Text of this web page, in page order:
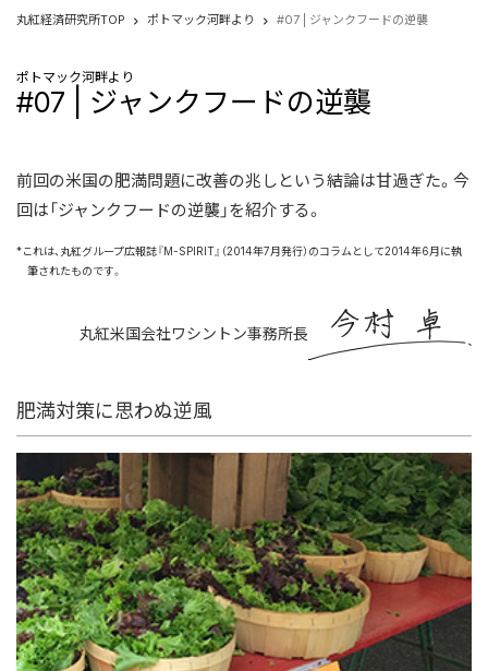
丸紅経済研究所TOP ポトマック河畔より #07 | ジャンクフードの逆襲
ポトマック河畔より
#07 | ジャンクフードの逆襲
前回の米国の肥満問題に改善の兆しという結論は甘過ぎた。今
回は「ジャンクフードの逆襲」を紹介する。
これは、丸紅グループ広報誌『M-SPIRIT』（2014年7月発行）のコラムとして2014年6月に執
筆されたものです。
丸紅米国会社ワシントン事務所長
肥満対策に思わぬ逆風